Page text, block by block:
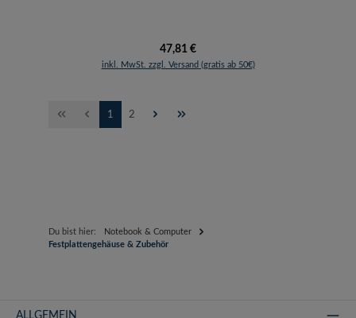
Regulärer Preis:
47,81 €
inkl. MwSt. zzgl. Versand (gratis ab 50€)
Seite
1 Seite
2
Du bist hier:
Notebook & Computer
Festplattengehäuse & Zubehör
ALLGEMEIN